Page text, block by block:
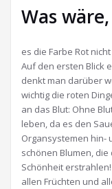
Was
es die Farbe Rot
Auf den ersten Blick
denkt man darüber
wichtig die roten
an das Blut: Ohne
leben, da es den
Organsystemen hin-
schönen Blumen,
Schönheit
allen Früchten und